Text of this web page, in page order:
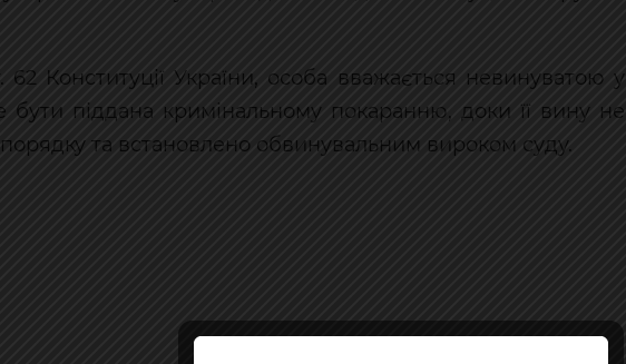
62 Конституції України, особа вважається невинуватою у
піддана кримінальному покаранню, доки її вину не
та встановлено обвинувальним вироком суду.